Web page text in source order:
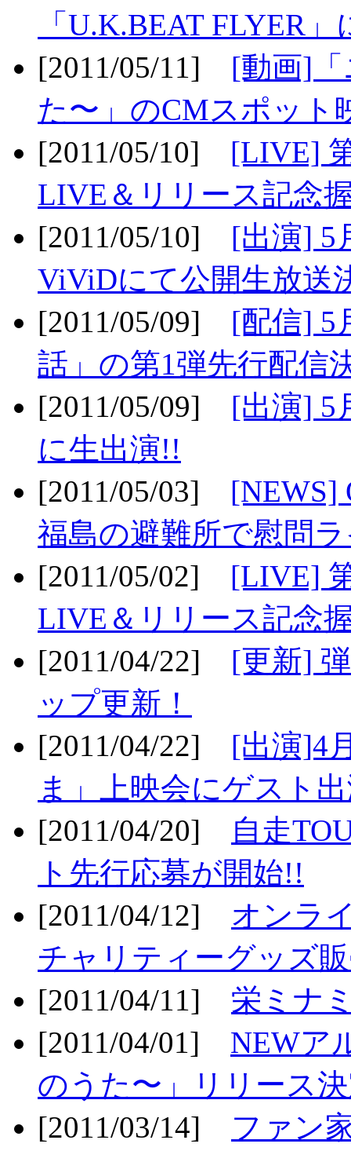
「U.K.BEAT FLYER
[2011/05/11] [動画]
た〜」のCMスポット
[2011/05/10] [LIVE]
LIVE＆リリース記念
[2011/05/10] [出演] 5
ViViDにて公開生放送
[2011/05/09] [配信] 5
話」の第1弾先行配信
[2011/05/09] [出演] 5
に生出演!!
[2011/05/03] [NEWS]
福島の避難所で慰問
[2011/05/02] [LIVE]
LIVE＆リリース記念
[2011/04/22] [更新]
ップ更新！
[2011/04/22] [出演]4
ま」上映会にゲスト
[2011/04/20]
自走
ト先行応募が開始!!
[2011/04/12] オンラ
チャリティーグッズ
[2011/04/11] 栄ミナ
[2011/04/01] NEWア
のうた〜」リリース
[2011/03/14] ファン